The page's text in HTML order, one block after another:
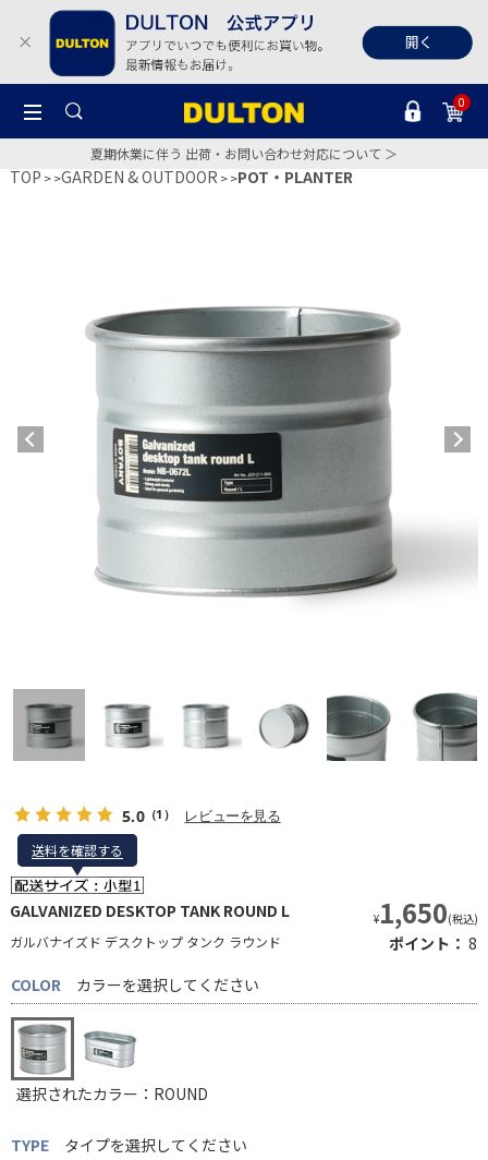
0
夏期休業に伴う 出荷・お問い合わせ対応について ＞
TOP >GARDEN & OUTDOOR >POT・PLANTER
5.0（1） レビューを見る
送料を確認する
送料を確認する
GALVANIZED DESKTOP TANK ROUND L
ガルバナイズド デスクトップ タンク ラウンド
¥1,650(税込)
ポイント： 8
COLOR
カラーを選択してください
選択されたカラー：ROUND
TYPE タイプを選択してください